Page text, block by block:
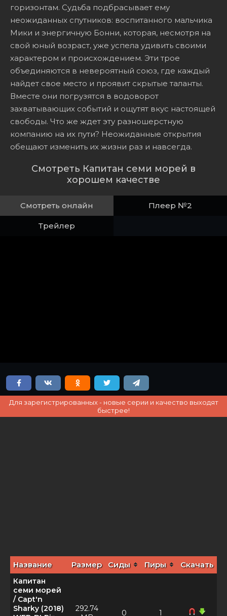
горизонтам. Судьба подбрасывает ему
неожиданных спутников: воспитанного мальчика
Мики и энергичную Бонни, которая, несмотря на
свой юный возраст, уже успела удивить своими
характером и происхождением. Эти трое
объединяются в невероятный союз, где каждый
найдет свое место и проявит скрытые таланты.
Вместе они погрузятся в водоворот
захватывающих событий и ощутят вкус настоящей
свободы. Что же ждет эту разношерстную
компанию на их пути? Неожиданные открытия
обещают изменить их жизни раз и навсегда.
Смотреть Капитан семи морей в
хорошем качестве
Смотреть онлайн Плеер №2
Трейлер
Для зарегистрированных - новые серии и качество выходят
быстрее!
Название Размер Сиды Пиры Скачать
Капитан
семи морей
/ Capt'n
Sharky (2018)
292.74
0 1